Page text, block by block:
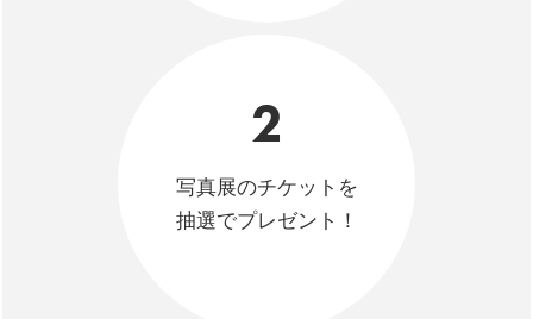
2
写真展のチケットを
抽選でプレゼント！